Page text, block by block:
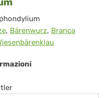
, Bärenwurz, Branca